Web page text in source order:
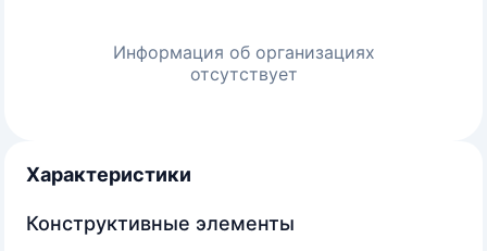
Информация об организациях
отсутствует
Характеристики
Конструктивные элементы